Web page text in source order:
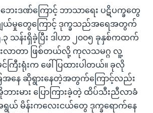
ေးဒဏ်ကြောင့် ဘာသာရေး ပဋိပက္ခတွေ
ချယ်မှုတွေကြောင့် ဒုက္ခသည်အရေအတွက်
.၃ သန်းရှိခဲ့ပြီး ဒါဟာ ၂၀၀၅ ခုနှစ်ကထက်
းလာတာ ဖြစ်တယ်လို့ ကုလသမဂ္ဂ လူ့
ကြီးရုံးက ဖေါ်ပြထားပါတယ်။ ခုလို
အနေ ဆိုရွားနေတဲ့အတွက်ကြောင့်လည်း
ားမား ပြောကြားခဲ့တဲ့ ထိပ်သီးညီလာခံ
ရွယ် မိန်းကလေးငယ်တွေ ဒုက္ခရောက်နေ